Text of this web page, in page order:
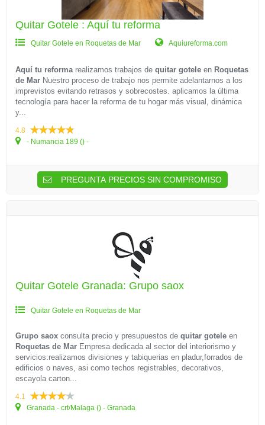
Quitar Gotele : Aquí tu reforma
Quitar Gotele en Roquetas de Mar Aquiureforma.com
Aquí tu reformarealizamos trabajos de quitar gotele en Roquetas
de Mar Nuestro proceso de trabajo nos permite adelantarnos a los
imprevistos evitando retrasos y sobrecostes. aplicamos la última
tecnología para hacer la reforma de tu hogar más visual, dinámica
y...
4.8
- Numancia 189 () -
PREGUNTA PRECIOS SIN COMPROMISO
Quitar Gotele Granada: Grupo saox
Quitar Gotele en Roquetas de Mar
Grupo saox consulta precio y presupuestos de quitar gotele en
Roquetas de Mar Empresa dedicada al sector del interiorismo y
servicios:realizamos divisiones y tabiquerias en pladur,forrados de
edificios o naves, asi como techos registrables, decorativos,
escayola carton...
4.1
Granada - crt/Malaga () - Granada